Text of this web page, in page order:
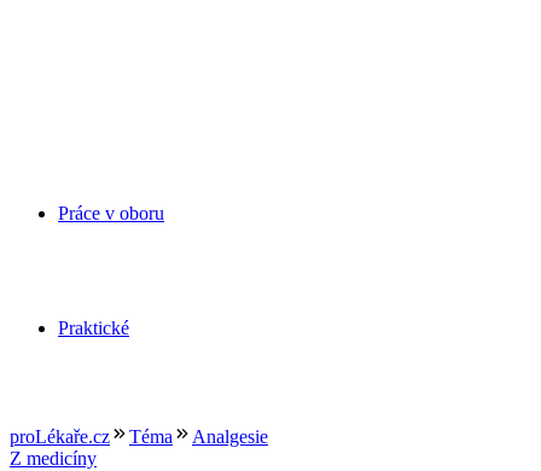
Práce v oboru
Praktické
proLékaře.cz Téma
Analgesie
Z medicíny